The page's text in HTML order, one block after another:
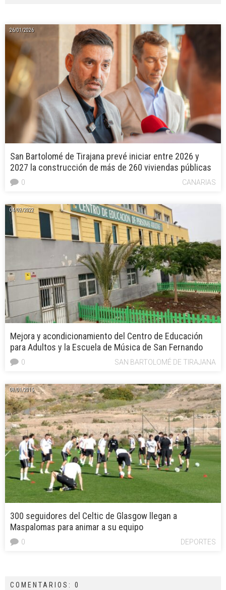
26/01/2026
San Bartolomé de Tirajana prevé iniciar entre 2026 y
2027 la construcción de más de 260 viviendas públicas
CANARIAS
0
04/02/2022
Mejora y acondicionamiento del Centro de Educación
para Adultos y la Escuela de Música de San Fernando
SAN BARTOLOMÉ DE TIRAJANA
0
08/01/2015
300 seguidores del Celtic de Glasgow llegan a
Maspalomas para animar a su equipo
DEPORTES
0
COMENTARIOS: 0